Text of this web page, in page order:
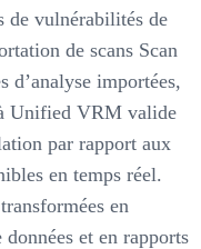
de vulnérabilités de
de scans Scan
d’analyse importées,
Unified VRM valide
par rapport aux
en temps réel.
en
et en rapports